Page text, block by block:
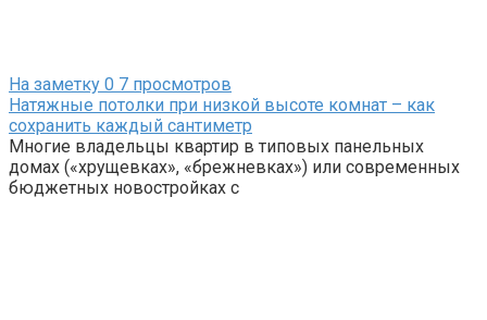
На заметку 0 7 просмотров
Натяжные потолки при низкой высоте комнат – как
сохранить каждый сантиметр
Многие владельцы квартир в типовых панельных
домах («хрущевках», «брежневках») или современных
бюджетных новостройках с